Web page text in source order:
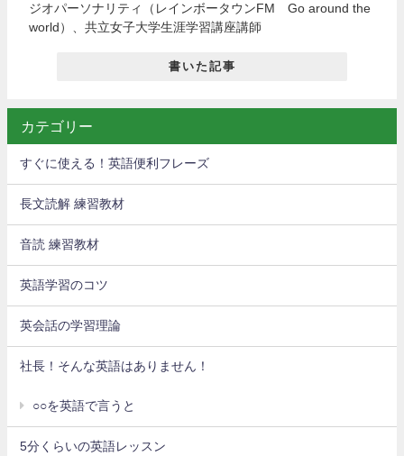
ジオパーソナリティ（レインボータウンFM Go around the
world）、共立女子大学生涯学習講座講師
書いた記事
カテゴリー
すぐに使える！英語便利フレーズ
長文読解 練習教材
音読 練習教材
英語学習のコツ
英会話の学習理論
社長！そんな英語はありません！
○○を英語で言うと
5分くらいの英語レッスン